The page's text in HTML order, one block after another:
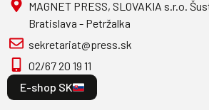
MAGNET PRESS, SLOVAKIA s.r.o.
Bratislava - Petržalka
sekretariat@press.sk
02/67 20 19 11
E-shop SK